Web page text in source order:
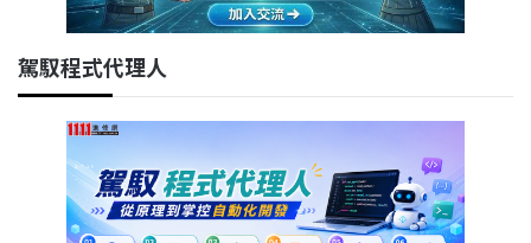
駕馭程式代理人